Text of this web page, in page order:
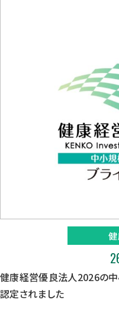
健康経営優良法人2026の
認定されました